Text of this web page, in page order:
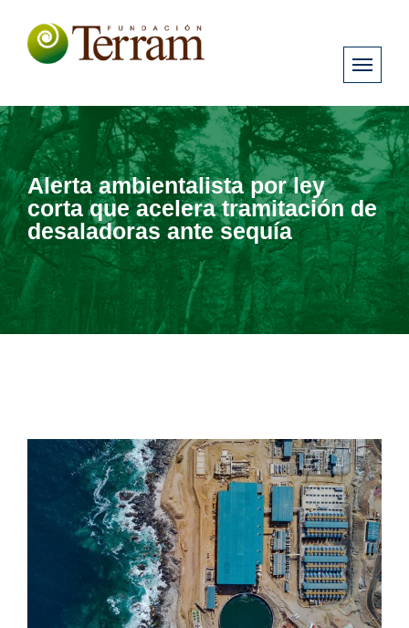
Alerta ambientalista por ley
corta que acelera tramitación de
desaladoras ante sequía